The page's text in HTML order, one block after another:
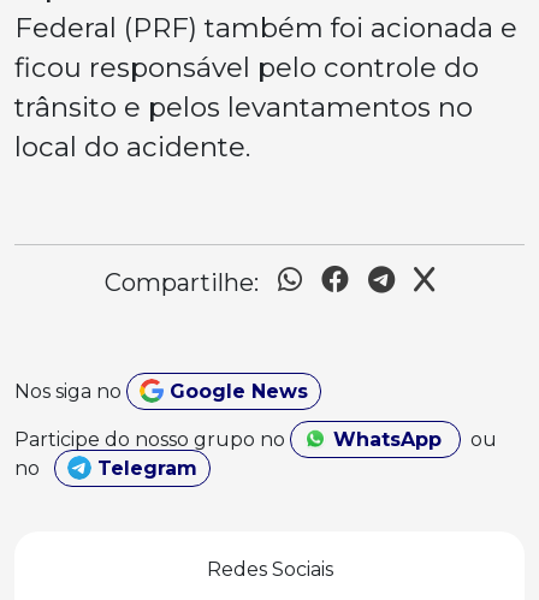
Federal (PRF) também foi acionada e
ficou responsável pelo controle do
trânsito e pelos levantamentos no
local do acidente.
Compartilhe:
Nos siga no Google News
Participe do nosso grupo no WhatsApp
ou
no
Telegram
Redes Sociais